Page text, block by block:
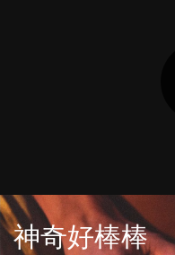
神奇好棒棒